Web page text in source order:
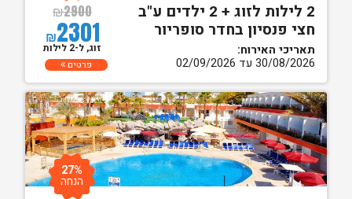
2 לילות לזוג + 2 ילדים ע"ב
חצי פנסיון בחדר סופריור
תאריכי האירוח:
30/08/2026 עד 02/09/2026
₪2900
₪2301
זוג, ל-2 לילות
פרטים
27%
הנחה